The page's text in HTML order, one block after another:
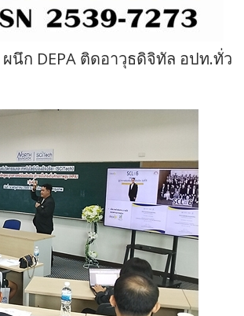
นึก DEPA ติดอาวุธดิจิทัล อปท.ทั่ว